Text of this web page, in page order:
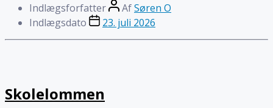
Indlægsforfatter
AfSøren O
Indlægsdato
23. juli 2026
Skolelommen